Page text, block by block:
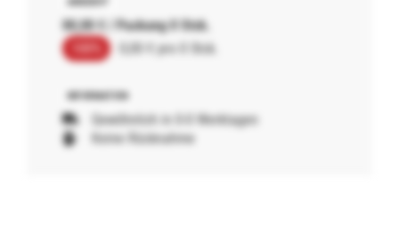
00,00 € / Packung 0 Stck.
0,00 € pro 0 Stck.
Gewöhnlich in 0-0 Werktagen
Keine Rücknahme